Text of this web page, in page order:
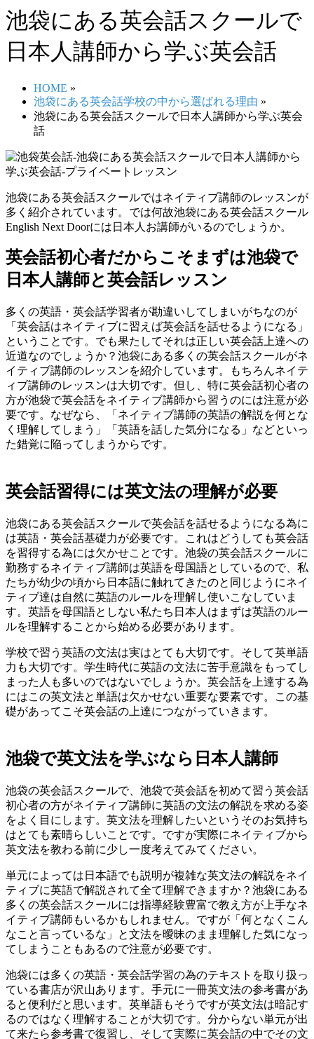
池袋にある英会話スクールで
日本人講師から学ぶ英会話
HOME »
池袋にある英会話学校の中から選ばれる理由 »
池袋にある英会話スクールで日本人講師から学ぶ英会
話
池袋にある英会話スクールではネイティブ講師のレッスンが
多く紹介されています。では何故池袋にある英会話スクール
English Next Doorには日本人お講師がいるのでしょうか。
英会話初心者だからこそまずは池袋で
日本人講師と英会話レッスン
多くの英語・英会話学習者が勘違いしてしまいがちなのが
「英会話はネイティブに習えば英会話を話せるようになる」
ということです。でも果たしてそれは正しい英会話上達への
近道なのでしょうか？池袋にある多くの英会話スクールがネ
イティブ講師のレッスンを紹介しています。もちろんネイテ
ィブ講師のレッスンは大切です。但し、特に英会話初心者の
方が池袋で英会話をネイティブ講師から習うのには注意が必
要です。なぜなら、「ネイティブ講師の英語の解説を何とな
く理解してしまう」「英語を話した気分になる」などといっ
た錯覚に陥ってしまうからです。
英会話習得には英文法の理解が必要
池袋にある英会話スクールで英会話を話せるようになる為に
は英語・英会話基礎力が必要です。これはどうしても英会話
を習得する為には欠かせことです。池袋の英会話スクールに
勤務するネイティブ講師は英語を母国語としているので、私
たちが幼少の頃から日本語に触れてきたのと同じようにネイ
ティブ達は自然に英語のルールを理解し使いこなしていま
す。英語を母国語としない私たち日本人はまずは英語のルー
ルを理解することから始める必要があります。
学校で習う英語の文法は実はとても大切です。そして英単語
力も大切です。学生時代に英語の文法に苦手意識をもってし
まった人も多いのではないでしょうか。英会話を上達する為
にはこの英文法と単語は欠かせない重要な要素です。この基
礎があってこそ英会話の上達につながっていきます。
池袋で英文法を学ぶなら日本人講師
池袋の英会話スクールで、池袋で英会話を初めて習う英会話
初心者の方がネイティブ講師に英語の文法の解説を求める姿
をよく目にします。英文法を理解したいというそのお気持ち
はとても素晴らしいことです。ですが実際にネイティブから
英文法を教わる前に少し一度考えてみてください。
単元によっては日本語でも説明が複雑な英文法の解説をネイ
ティブに英語で解説されて全て理解できますか？池袋にある
多くの英会話スクールには指導経験豊富で教え方が上手なネ
イティブ講師もいるかもしれません。ですが「何となくこん
なこと言っているな」と文法を曖昧のまま理解した気になっ
てしまうこともあるので注意が必要です。
池袋には多くの英語・英会話学習の為のテキストを取り扱っ
ている書店が沢山あります。手元に一冊英文法の参考書があ
ると便利だと思います。英単語もそうですが英文法は暗記す
るのではなく理解することが大切です。分からない単元が出
て来たら参考書で復習し、そして実際に英会話の中でその文